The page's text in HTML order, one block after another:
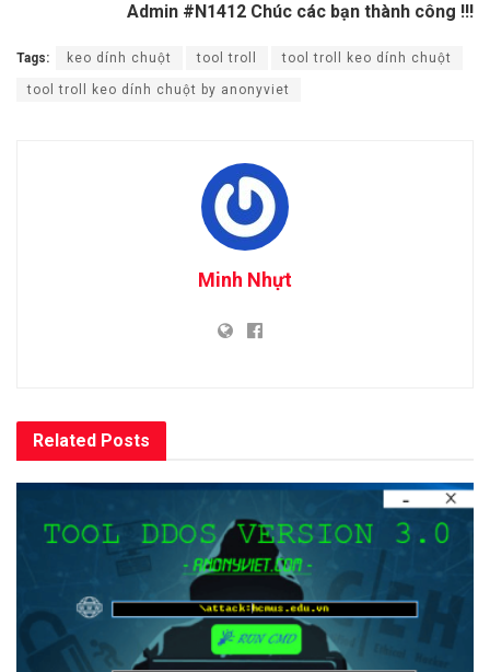
Admin #N1412 Chúc các bạn thành công !!!
Tags: keo dính chuột tool troll tool troll keo dính chuột
tool troll keo dính chuột by anonyviet
Minh Nhựt
Related Posts